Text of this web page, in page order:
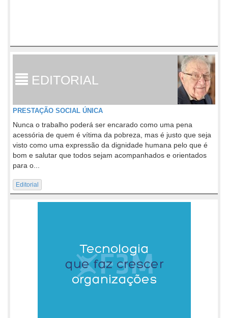
EDITORIAL
PRESTAÇÃO SOCIAL ÚNICA
Nunca o trabalho poderá ser encarado como uma pena
acessória de quem é vítima da pobreza, mas é justo que seja
visto como uma expressão da dignidade humana pelo que é
bom e salutar que todos sejam acompanhados e orientados
para o...
Editorial